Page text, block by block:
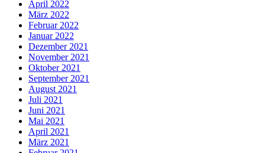
April 2022
März 2022
Februar 2022
Januar 2022
Dezember 2021
November 2021
Oktober 2021
September 2021
August 2021
Juli 2021
Juni 2021
Mai 2021
April 2021
März 2021